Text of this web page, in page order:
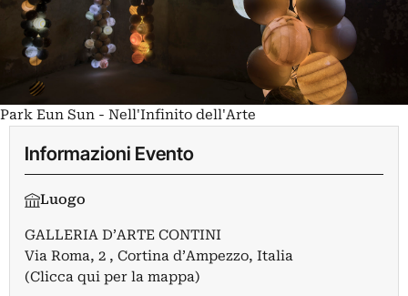
Park Eun Sun - Nell'Infinito dell'Arte
Informazioni Evento
Luogo
GALLERIA D’ARTE CONTINI
Via Roma, 2 , Cortina d’Ampezzo, Italia
(Clicca qui per la mappa)